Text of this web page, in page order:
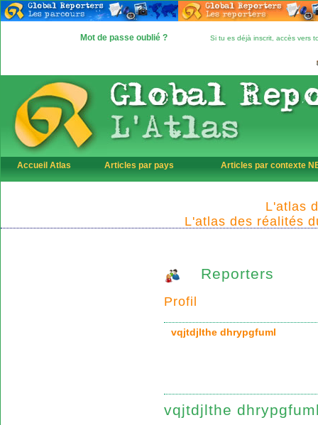
Mot de passe oublié ? Si tu es déjà inscrit, accès vers
Accueil Atlas Articles par pays Articles par contexte
L'atlas
L'atlas des réalités
Reporters
Profil
vqjtdjlthe dhrypgfuml
vqjtdjlthe